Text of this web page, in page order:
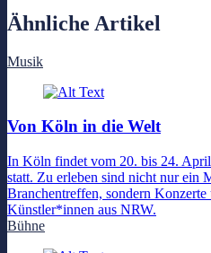
Ähnliche Artikel
Musik
Von Köln in die Welt
In Köln findet vom 20. bis 24.
statt. Zu erleben sind nicht nur ein
Branchentreffen, sondern Konzerte
Künstler*innen aus NRW.
Bühne